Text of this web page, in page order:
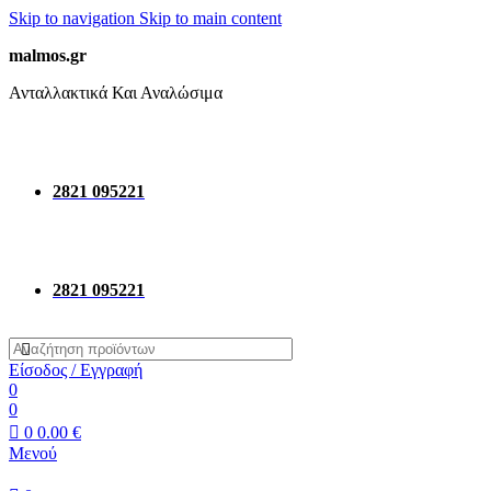
Skip to navigation Skip to main content
malmos.gr
Ανταλλακτικά Και Αναλώσιμα
2821 095221
2821 095221
Είσοδος / Εγγραφή
0
0
0 0.00 €
Μενού